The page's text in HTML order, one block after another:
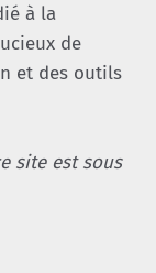
à la
de
et des outils
site est sous